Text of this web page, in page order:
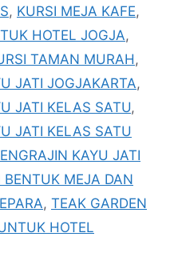
, KURSI MEJA KAFE,
HOTEL JOGJA,
TAMAN MURAH,
JATI JOGJAKARTA,
JATI KELAS SATU,
JATI KELAS SATU
KAYU JATI
BENTUK MEJA DAN
, TEAK GARDEN
HOTEL